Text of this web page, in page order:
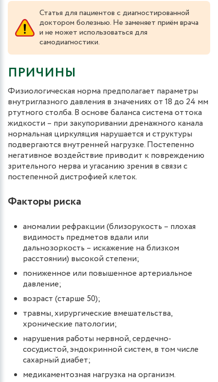
Статья для пациентов с диагностированной
доктором болезнью. Не заменяет приём врача
и не может использоваться для
самодиагностики.
ПРИЧИНЫ
Физиологическая норма предполагает параметры
внутриглазного давления в значениях от 18 до 24 мм
ртутного столба. В основе баланса система оттока
жидкости – при закупоривании дренажного канала
нормальная циркуляция нарушается и структуры
подвергаются внутренней нагрузке. Постепенно
негативное воздействие приводит к повреждению
зрительного нерва и угасанию зрения в связи с
постепенной дистрофией клеток.
Факторы риска
аномалии рефракции (близорукость – плохая
видимость предметов вдали или
дальнозоркость – искажение на близком
расстоянии) высокой степени;
пониженное или повышенное артериальное
давление;
возраст (старше 50);
травмы, хирургические вмешательства,
хронические патологии;
нарушения работы нервной, сердечно-
сосудистой, эндокринной систем, в том числе
сахарный диабет;
медикаментозная нагрузка на организм.